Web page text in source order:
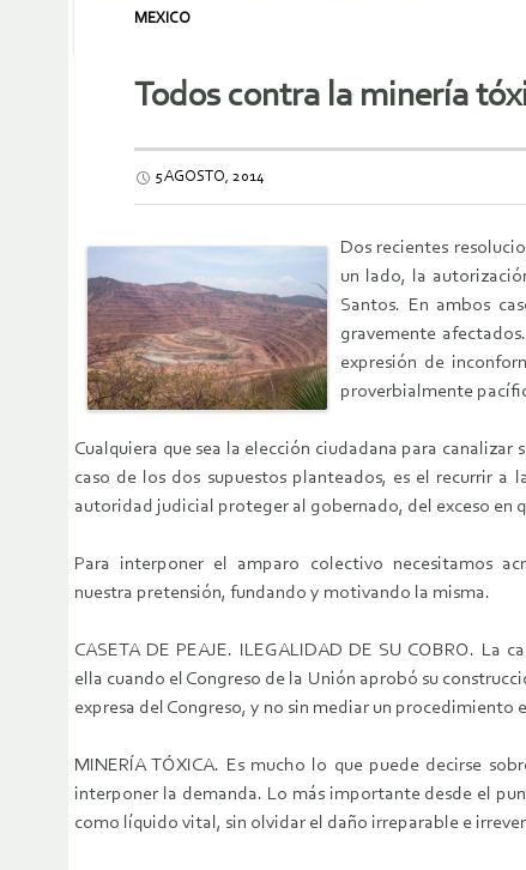
MEXICO
Todos contra la minería
5 AGOSTO, 2014
Dos recientes
un lado, la
Santos. En ambos
gravemente
expresión de
proverbialmente
Cualquiera que sea la elección ciudadana para
caso de los dos supuestos planteados, es el recurrir
autoridad judicial proteger al gobernado, del exceso en
Para interponer el amparo colectivo necesitamos
nuestra pretensión, fundando y motivando la misma.
CASETA DE PEAJE. ILEGALIDAD DE SU COBRO.
ella cuando el Congreso de la Unión aprobó su
expresa del Congreso, y no sin mediar un procedimiento
MINERÍA TÓXICA. Es mucho lo que puede decirse
interponer la demanda. Lo más importante desde el
como líquido vital, sin olvidar el daño irreparable e